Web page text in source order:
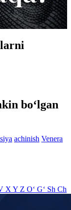
bo‘lgan
achinish Venera
X Y Z O‘ G‘ Sh Ch